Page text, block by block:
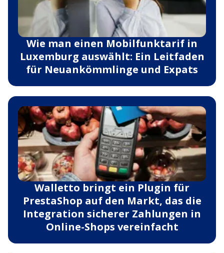
Wie man einen Mobilfunktarif in
Luxemburg auswählt: Ein Leitfaden
für Neuankömmlinge und Expats
Walletto bringt ein Plugin für
PrestaShop auf den Markt, das die
Integration sicherer Zahlungen in
Online-Shops vereinfacht